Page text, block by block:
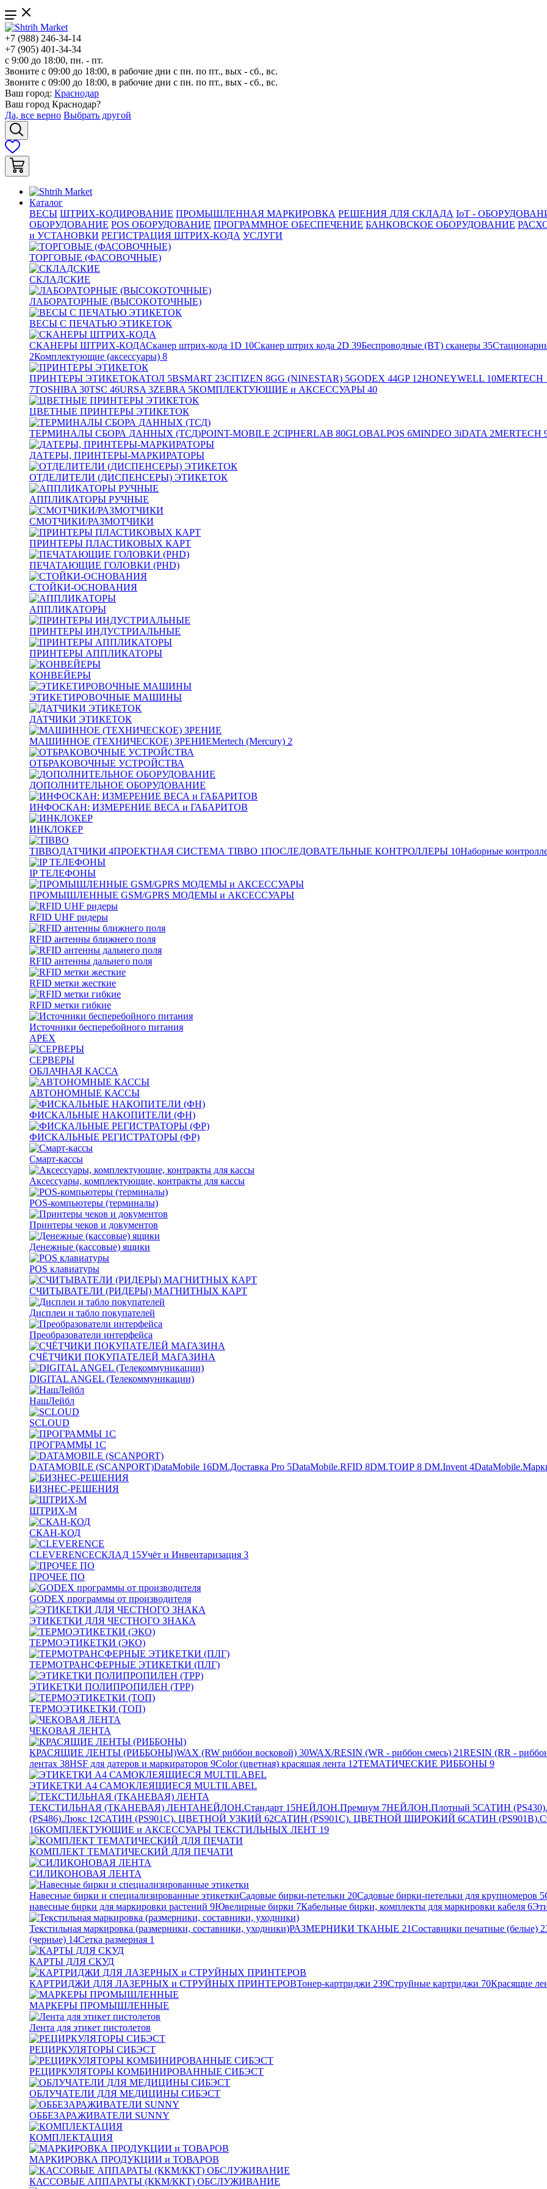
+7 (988) 246-34-14
+7 (905) 401-34-34
с 9:00 до 18:00, пн. - пт.
Звоните с 09:00 до 18:00, в рабочие дни с пн. по пт., вых - сб., вс.
Звоните с 09:00 до 18:00, в рабочие дни с пн. по пт., вых - сб., вс.
Ваш город: Краснодар
Ваш город Краснодар?
Да, все верно Выбрать другой
Каталог
ВЕСЫ ШТРИХ-КОДИРОВАНИЕ ПРОМЫШЛЕННАЯ МАРКИРОВКА РЕШЕНИЯ ДЛЯ СКЛАДА IoT -
ОБОРУДОВАНИЕ POS ОБОРУДОВАНИЕ ПРОГРАММНОЕ ОБЕСПЕЧЕНИЕ БАНКОВСКОЕ ОБОРУДОВАНИЕ
и УСТАНОВКИ РЕГИСТРАЦИЯ ШТРИХ-КОДА УСЛУГИ
ТОРГОВЫЕ (ФАСОВОЧНЫЕ)
СКЛАДСКИЕ
ЛАБОРАТОРНЫЕ (ВЫСОКОТОЧНЫЕ)
ВЕСЫ С ПЕЧАТЬЮ ЭТИКЕТОК
СКАНЕРЫ ШТРИХ-КОДАСканер штрих-кода 1D 10Сканер штрих кода 2D 39Беспроводные (BT) сканеры 35
2Комплектующие (аксессуары) 8
ПРИНТЕРЫ ЭТИКЕТОКАТОЛ 5BSMART 23CITIZEN 8GG (NINESTAR) 5GODEX 44GP12HONEYWELL 10MERTECH
7TOSHIBA 30TSC 46URSA 3ZEBRA 5КОМПЛЕКТУЮЩИЕ и АКСЕССУАРЫ 40
ЦВЕТНЫЕ ПРИНТЕРЫ ЭТИКЕТОК
ТЕРМИНАЛЫ СБОРА ДАННЫХ (ТСД)POINT-MOBILE 2CIPHERLAB 80GLOBALPOS 6MINDEO 3iDATA 2MERTECH
ДАТЕРЫ, ПРИНТЕРЫ-МАРКИРАТОРЫ
ОТДЕЛИТЕЛИ (ДИСПЕНСЕРЫ) ЭТИКЕТОК
АППЛИКАТОРЫ РУЧНЫЕ
СМОТЧИКИ/РАЗМОТЧИКИ
ПРИНТЕРЫ ПЛАСТИКОВЫХ КАРТ
ПЕЧАТАЮЩИЕ ГОЛОВКИ (PHD)
СТОЙКИ-ОСНОВАНИЯ
АППЛИКАТОРЫ
ПРИНТЕРЫ ИНДУСТРИАЛЬНЫЕ
ПРИНТЕРЫ АППЛИКАТОРЫ
КОНВЕЙЕРЫ
ЭТИКЕТИРОВОЧНЫЕ МАШИНЫ
ДАТЧИКИ ЭТИКЕТОК
МАШИННОЕ (ТЕХНИЧЕСКОЕ) ЗРЕНИЕMertech (Mercury) 2
ОТБРАКОВОЧНЫЕ УСТРОЙСТВА
ДОПОЛНИТЕЛЬНОЕ ОБОРУДОВАНИЕ
ИНФОСКАН: ИЗМЕРЕНИЕ ВЕСА и ГАБАРИТОВ
ИНКЛОКЕР
TIBBOДАТЧИКИ 4ПРОЕКТНАЯ СИСТЕМА TIBBO 1ПОСЛЕДОВАТЕЛЬНЫЕ КОНТРОЛЛЕРЫ 10Наборные
IP ТЕЛЕФОНЫ
ПРОМЫШЛЕННЫЕ GSM/GPRS МОДЕМЫ и АКСЕССУАРЫ
RFID UHF ридеры
RFID антенны ближнего поля
RFID антенны дальнего поля
RFID метки жесткие
RFID метки гибкие
Источники бесперебойного питания
APEX
СЕРВЕРЫ
ОБЛАЧНАЯ КАССА
АВТОНОМНЫЕ КАССЫ
ФИСКАЛЬНЫЕ НАКОПИТЕЛИ (ФН)
ФИСКАЛЬНЫЕ РЕГИСТРАТОРЫ (ФР)
Смарт-кассы
Аксессуары, комплектующие, контракты для кассы
POS-компьютеры (терминалы)
Принтеры чеков и документов
Денежные (кассовые) ящики
POS клавиатуры
СЧИТЫВАТЕЛИ (РИДЕРЫ) МАГНИТНЫХ КАРТ
Дисплеи и табло покупателей
Преобразователи интерфейса
СЧЁТЧИКИ ПОКУПАТЕЛЕЙ МАГАЗИНА
DIGITAL ANGEL (Телекоммуникации)
НашЛейбл
SCLOUD
ПРОГРАММЫ 1С
DATAMOBILE (SCANPORT)DataMobile 16DM.Доставка Pro 5DataMobile.RFID 8DM.ТОИР 8 DM.Invent 4
БИЗНЕС-РЕШЕНИЯ
ШТРИХ-М
СКАН-КОД
CLEVERENCEСКЛАД 15Учёт и Инвентаризация 3
ПРОЧЕЕ ПО
GODEX программы от производителя
ЭТИКЕТКИ ДЛЯ ЧЕСТНОГО ЗНАКА
ТЕРМОЭТИКЕТКИ (ЭКО)
ТЕРМОТРАНСФЕРНЫЕ ЭТИКЕТКИ (ПЛГ)
ЭТИКЕТКИ ПОЛИПРОПИЛЕН (TPP)
ТЕРМОЭТИКЕТКИ (ТОП)
ЧЕКОВАЯ ЛЕНТА
КРАСЯЩИЕ ЛЕНТЫ (РИББОНЫ)WAX (RW риббон восковой) 30WAX/RESIN (WR - риббон смесь) 21RESIN (RR -
лентах 38HSF для датеров и маркираторов 9Color (цветная) красящая лента 12ТЕМАТИЧЕСКИЕ РИББОНЫ 9
ЭТИКЕТКИ А4 САМОКЛЕЯЩИЕСЯ MULTILABEL
ТЕКСТИЛЬНАЯ (ТКАНЕВАЯ) ЛЕНТАНЕЙЛОН.Стандарт 15НЕЙЛОН.Премиум 7НЕЙЛОН.Плотный 5САТИН
(PS486).Люкс 12САТИН (PS901C). ЦВЕТНОЙ УЗКИЙ 62САТИН (PS901C). ЦВЕТНОЙ ШИРОКИЙ 6САТИН
16КОМПЛЕКТУЮЩИЕ и АКСЕССУАРЫ ТЕКСТИЛЬНЫХ ЛЕНТ 19
КОМПЛЕКТ ТЕМАТИЧЕСКИЙ ДЛЯ ПЕЧАТИ
СИЛИКОНОВАЯ ЛЕНТА
Навесные бирки и специализированные этикеткиСадовые бирки-петельки 20Садовые бирки-петельки для крупномеров 5
навесные бирки для маркировки растений 9Ювелирные бирки 7Кабельные бирки, комплекты для маркировки кабеля 6
Текстильная маркировка (размерники, составники, уходники)РАЗМЕРНИКИ ТКАНЫЕ 21Составники печатные (белые)
(черные) 14Сетка размерная 1
КАРТЫ ДЛЯ СКУД
КАРТРИДЖИ ДЛЯ ЛАЗЕРНЫХ и СТРУЙНЫХ ПРИНТЕРОВТонер-картриджи 239Струйные картриджи 70Красящие
МАРКЕРЫ ПРОМЫШЛЕННЫЕ
Лента для этикет пистолетов
РЕЦИРКУЛЯТОРЫ СИБЭСТ
РЕЦИРКУЛЯТОРЫ КОМБИНИРОВАННЫЕ СИБЭСТ
ОБЛУЧАТЕЛИ ДЛЯ МЕДИЦИНЫ СИБЭСТ
ОББЕЗАРАЖИВАТЕЛИ SUNNY
КОМПЛЕКТАЦИЯ
МАРКИРОВКА ПРОДУКЦИИ и ТОВАРОВ
КАССОВЫЕ АППАРАТЫ (ККМ/ККТ) ОБСЛУЖИВАНИЕ